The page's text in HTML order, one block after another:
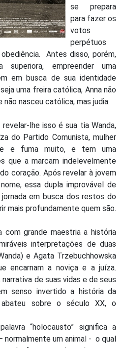
se prepara
para fazer os
votos
perpétuos
Antes disso, porém,
empreender uma
em busca de sua identidade
uma freira católica, Anna não
não nasceu católica, mas judia.
lhe isso é sua tia Wanda,
do Partido Comunista, mulher
e fuma muito, e tem uma
que a marcam indelevelmente
coração. Após revelar à jovem
essa dupla improvável de
em busca dos restos do
mais profundamente quem são.
com grande maestria a história
interpretações de duas
e Agata Trzebuchhowska
encarnam a noviça e a juíza.
de suas vidas e de seus
senso invertido a história da
sobre o século XX, o
“holocausto” significa a
um animal - o qual